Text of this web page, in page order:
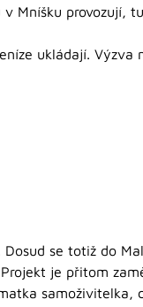
Mníšku provozují,
ukládají. Výzva
se totiž do
je přitom
samoživitelka,